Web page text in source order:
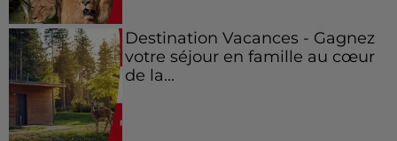
Destination Vacances - Gagnez
votre séjour en famille au cœur
de la...